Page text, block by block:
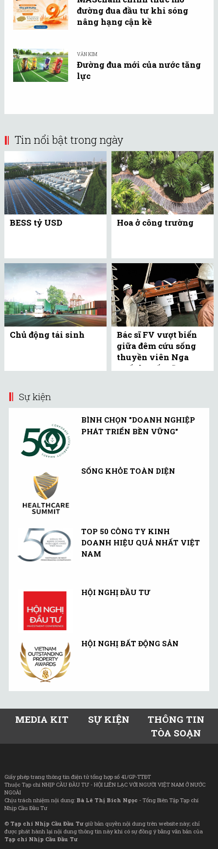
đường đua đầu tư khi sóng
nâng hạng cận kề
VĂN KIM
Đường đua mới của nước tăng
lực
Tin nổi bật trong ngày
BESS tỷ USD Hoa ở công trường
Chủ động tái sinh
Bác sĩ FV vượt biển
giữa đêm cứu sống
thuyền viên Nga
xuất huyết não
Sự kiện
BÌNH CHỌN "DOANH NGHIỆP
PHÁT TRIỂN BỀN VỮNG"
SỐNG KHỎE TOÀN DIỆN
TOP 50 CÔNG TY KINH
DOANH HIỆU QUẢ NHẤT VIỆT
NAM
HỘI NGHỊ ĐẦU TƯ
HỘI NGHỊ BẤT ĐỘNG SẢN
MEDIA KIT SỰ KIỆN
THÔNG TIN
TÒA SOẠN
Giấy phép trang thông tin điện tử tổng hợp số 41/GP-TTĐT
Thuộc Tạp chí NHỊP CẦU ĐẦU TƯ - HỘI LIÊN LẠC VỚI NGƯỜI VIỆT NAM Ở NƯỚC
NGOÀI
Chịu trách nhiệm nội dung: Bà Lê Thị Bích Ngọc - Tổng Biên Tập Tạp chí
Nhịp Cầu Đầu Tư
© Tạp chí Nhịp Cầu Đầu Tưgiữ bản quyền nội dung trên website này; chỉ
được phát hành lại nội dung thông tin này khi có sự đồng ý bằng văn bản của
Tạp chí Nhịp Cầu Đầu Tư